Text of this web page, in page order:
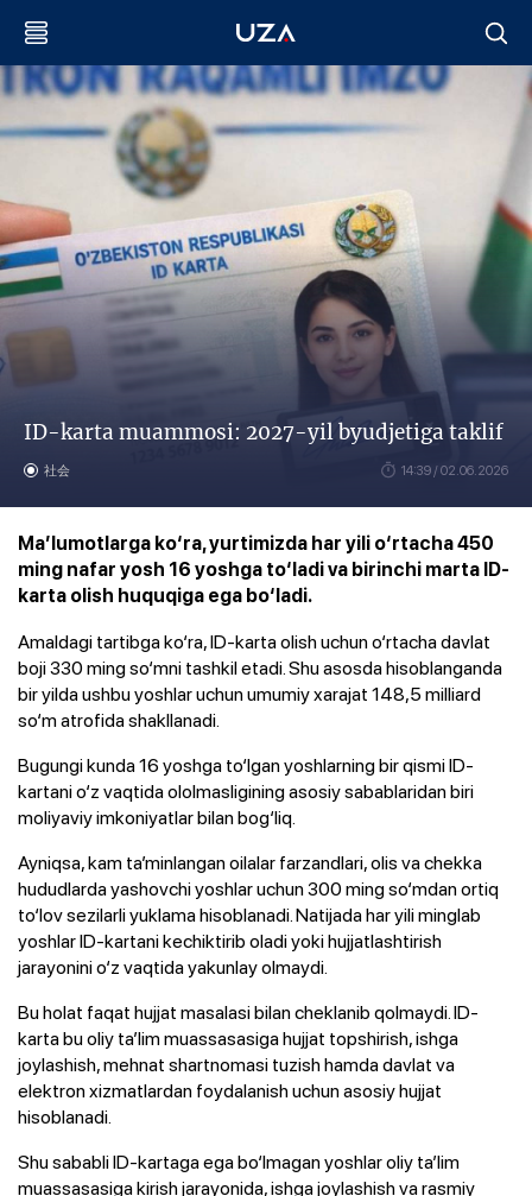
ID-karta muammosi: 2027-yil byudjetiga taklif
社会 14:39 / 02.06.2026
Ma’lumotlarga ko‘ra, yurtimizda har yili o‘rtacha 450
ming nafar yosh 16 yoshga to‘ladi va birinchi marta ID-
karta olish huquqiga ega bo‘ladi.
Amaldagi tartibga ko‘ra, ID-karta olish uchun o‘rtacha davlat
boji 330 ming so‘mni tashkil etadi. Shu asosda hisoblanganda
bir yilda ushbu yoshlar uchun umumiy xarajat 148,5 milliard
so‘m atrofida shakllanadi.
Bugungi kunda 16 yoshga to‘lgan yoshlarning bir qismi ID-
kartani o‘z vaqtida ololmasligining asosiy sabablaridan biri
moliyaviy imkoniyatlar bilan bog‘liq.
Ayniqsa, kam ta’minlangan oilalar farzandlari, olis va chekka
hududlarda yashovchi yoshlar uchun 300 ming so‘mdan ortiq
to‘lov sezilarli yuklama hisoblanadi. Natijada har yili minglab
yoshlar ID-kartani kechiktirib oladi yoki hujjatlashtirish
jarayonini o‘z vaqtida yakunlay olmaydi.
Bu holat faqat hujjat masalasi bilan cheklanib qolmaydi. ID-
karta bu oliy ta’lim muassasasiga hujjat topshirish, ishga
joylashish, mehnat shartnomasi tuzish hamda davlat va
elektron xizmatlardan foydalanish uchun asosiy hujjat
hisoblanadi.
Shu sababli ID-kartaga ega bo‘lmagan yoshlar oliy ta’lim
muassasasiga kirish jarayonida, ishga joylashish va rasmiy